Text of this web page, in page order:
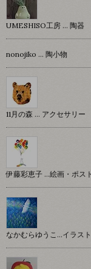
UMESHISO工房 … 陶器
nonojiko ... 陶小物
11月の森 … アクセサリー
伊藤彩恵子 …絵画・ポス
なかむらゆうこ…イラスト